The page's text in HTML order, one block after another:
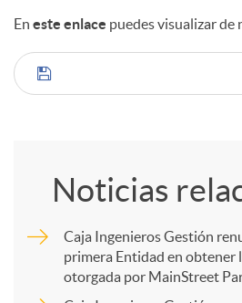
En este enlace puedes visualizar de
C
m
Noticias
Caja Ingenieros Gestión
primera Entidad en obtener
otorgada por MainStreet